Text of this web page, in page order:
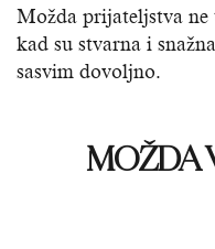
Možda prijateljstva
kad su stvarna i
sasvim dovoljno.
MOŽDA